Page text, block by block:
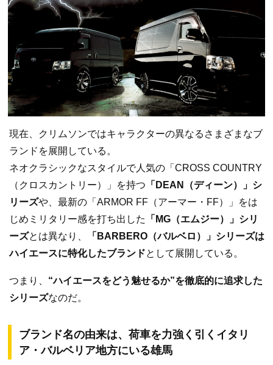
現在、クリムソンではキャラクターの異なるさまざまなブ
ランドを展開している。
ネオクラシックなスタイルで人気の「CROSS COUNTRY
（クロスカントリー）」を持つ 「DEAN（ディーン）」シ
リーズや、最新の「ARMOR FF（アーマー・FF）」をは
じめミリタリー感を打ち出した
「MG（エムジー）」シリ
ーズとは異なり、
「BARBERO（バルベロ）」シリーズは
ハイエースに特化したブランドとして展開している。
つまり、 “ハイエースをどう魅せるか”を徹底的に追求した
シリーズなのだ。
ブランド名の由来は、荷車を力強く引くイタリ
ア・バルベリア地方にいる雄馬